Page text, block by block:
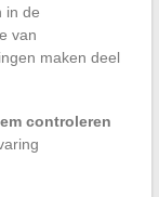
in de
van
maken deel
controleren